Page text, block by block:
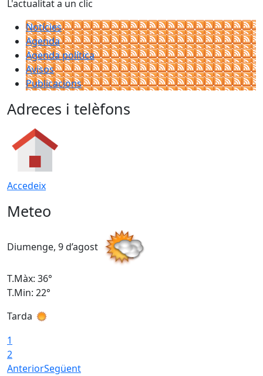
L'actualitat a un clic
Notícies
Agenda
Agenda política
Avisos
Publicacions
Adreces i telèfons
Accedeix
Meteo
Diumenge, 9 d’agost
T.Màx: 36°
T.Min: 22°
Tarda
1
2
AnteriorSegüent